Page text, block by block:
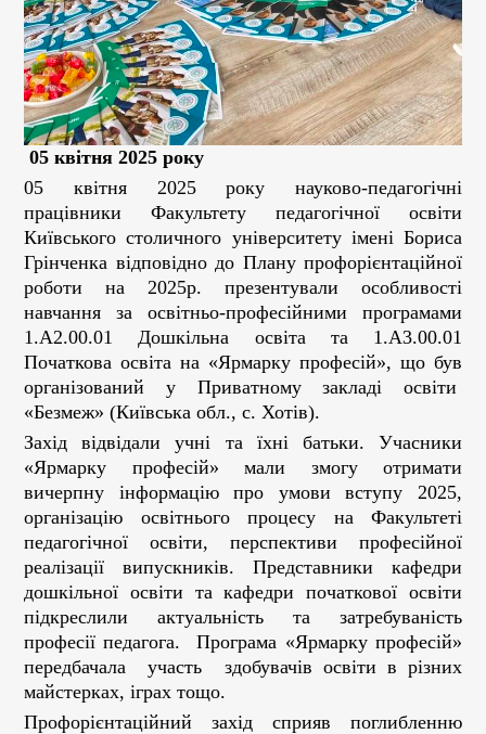
05 квітня 2025 року
05 квітня 2025 року науково-педагогічні
працівники Факультету педагогічної освіти
Київського столичного університету імені Бориса
Грінченка відповідно до Плану профорієнтаційної
роботи на 2025р. презентували особливості
навчання за освітньо-професійними програмами
1.А2.00.01 Дошкільна освіта та 1.А3.00.01
Початкова освіта на «Ярмарку професій», що був
організований у Приватному закладі освіти
«Безмеж» (Київська обл., с. Хотів).
Захід відвідали учні та їхні батьки. Учасники
«Ярмарку професій» мали змогу отримати
вичерпну інформацію про умови вступу 2025,
організацію освітнього процесу на Факультеті
педагогічної освіти, перспективи професійної
реалізації випускників. Представники кафедри
дошкільної освіти та кафедри початкової освіти
підкреслили актуальність та затребуваність
професії педагога. Програма «Ярмарку професій»
передбачала участь здобувачів освіти в різних
майстерках, іграх тощо.
Профорієнтаційний захід сприяв поглибленню